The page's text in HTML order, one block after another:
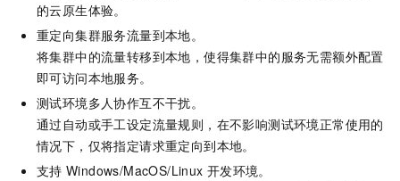
的云原生体验。
重定向集群服务流量到本地。
将集群中的流量转移到本地，使得集群中的服务无需额外配置
即可访问本地服务。
测试环境多人协作互不干扰。
通过自动或手工设定流量规则，在不影响测试环境正常使用的
情况下，仅将指定请求重定向到本地。
支持 Windows/MacOS/Linux 开发环境。